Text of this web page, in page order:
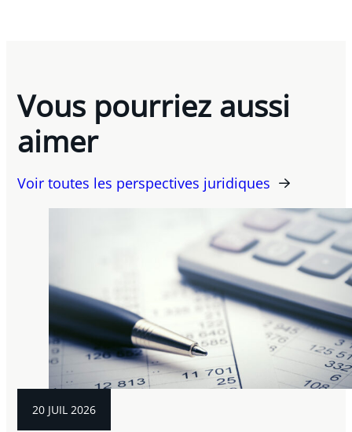
Vous pourriez aussi
aimer
Voir toutes les perspectives juridiques
20 JUIL 2026